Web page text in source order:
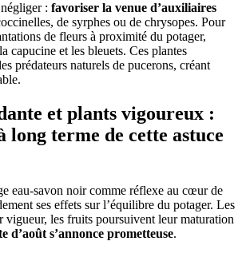
: favoriser la venue d’auxiliaires
de syrphes ou de chrysopes. Pour
de fleurs à proximité du potager,
capucine et les bleuets. Ces plantes
prédateurs naturels de pucerons, créant
et plants vigoureux :
long terme de cette astuce
eau-savon noir comme réflexe au cœur de
ses effets sur l’équilibre du potager. Les
vigueur, les fruits poursuivent leur maturation
d’août s’annonce prometteuse.